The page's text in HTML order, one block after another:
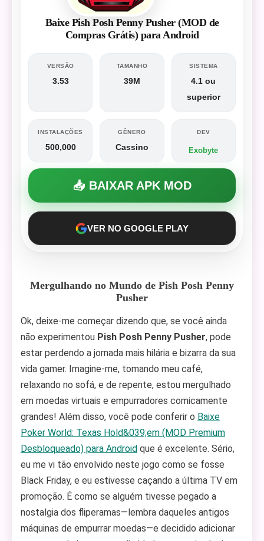
Baixe Pish Posh Penny Pusher (MOD de
Compras Grátis) para Android
VERSÃO
3.53
TAMANHO
39M
SISTEMA
4.1 ou
superior
INSTALAÇÕES
500,000
GÊNERO
Cassino
DEV
Exobyte
📥 BAIXAR APK MOD
VER NO GOOGLE PLAY
Mergulhando no Mundo de Pish Posh Penny
Pusher
Ok, deixe-me começar dizendo que, se você ainda
não experimentou Pish Posh Penny Pusher, pode
estar perdendo a jornada mais hilária e bizarra da sua
vida gamer. Imagine-me, tomando meu café,
relaxando no sofá, e de repente, estou mergulhado
em moedas virtuais e empurradores comicamente
grandes! Além disso, você pode conferir o Baixe
Poker World: Texas Hold&039;em (MOD Premium
Desbloqueado) para Android que é excelente. Sério,
eu me vi tão envolvido neste jogo como se fosse
Black Friday, e eu estivesse caçando a última TV em
promoção. É como se alguém tivesse pegado a
nostalgia dos fliperamas—lembra daqueles antigos
máquinas de empurrar moedas—e decidido adicionar